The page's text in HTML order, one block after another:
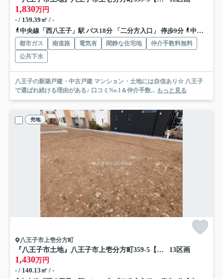
1,830万円
- / 159.39㎡ / -
中央線「西八王子」駅 バス18分 「二分方入口」 停歩9分
中央線「八王子」駅 バス24分 「二分方入口」 停歩9分
都市ガス 南道路 電気有 閑静な住宅地
仲介手数料無料
公共下水
八王子の新築戸建・中古戸建 マンション・土地には自信あり☆ 八王子
で選ばれ続ける理由がある♪ 口コミNo.1＆仲介手数... もっと見る
売地
八王子市上壱分方町
『八王子市土地』八王子市上壱分方町359-5【仲介手数料無料】 13区画
1,430万円
- / 140.13㎡ / -